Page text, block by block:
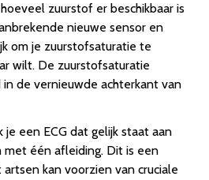
zuurstof er beschikbaar is
nieuwe sensor en
om je zuurstofsaturatie te
wilt. De zuurstofsaturatie
de vernieuwde achterkant van
je een ECG dat gelijk staat aan
met één afleiding. Dit is een
kan voorzien van cruciale